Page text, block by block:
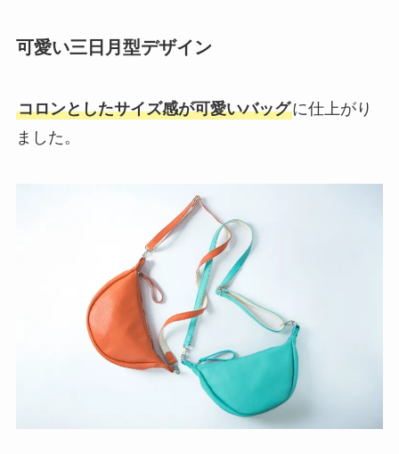
可愛い三日月型デザイン
コロンとしたサイズ感が可愛いバッグに仕上がり
ました。